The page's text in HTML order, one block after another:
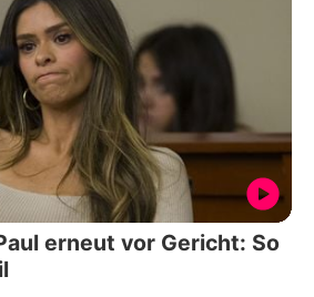
erneut vor Gericht: So